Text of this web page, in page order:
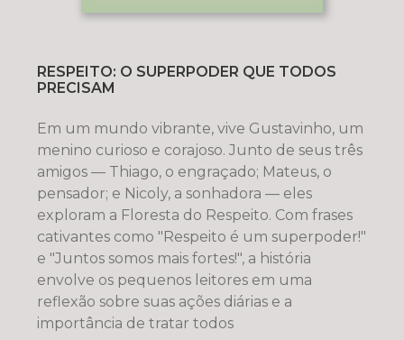
RESPEITO: O SUPERPODER QUE TODOS
PRECISAM
Em um mundo vibrante, vive Gustavinho, um
menino curioso e corajoso. Junto de seus três
amigos — Thiago, o engraçado; Mateus, o
pensador; e Nicoly, a sonhadora — eles
exploram a Floresta do Respeito. Com frases
cativantes como "Respeito é um superpoder!"
e "Juntos somos mais fortes!", a história
envolve os pequenos leitores em uma
reflexão sobre suas ações diárias e a
importância de tratar todos